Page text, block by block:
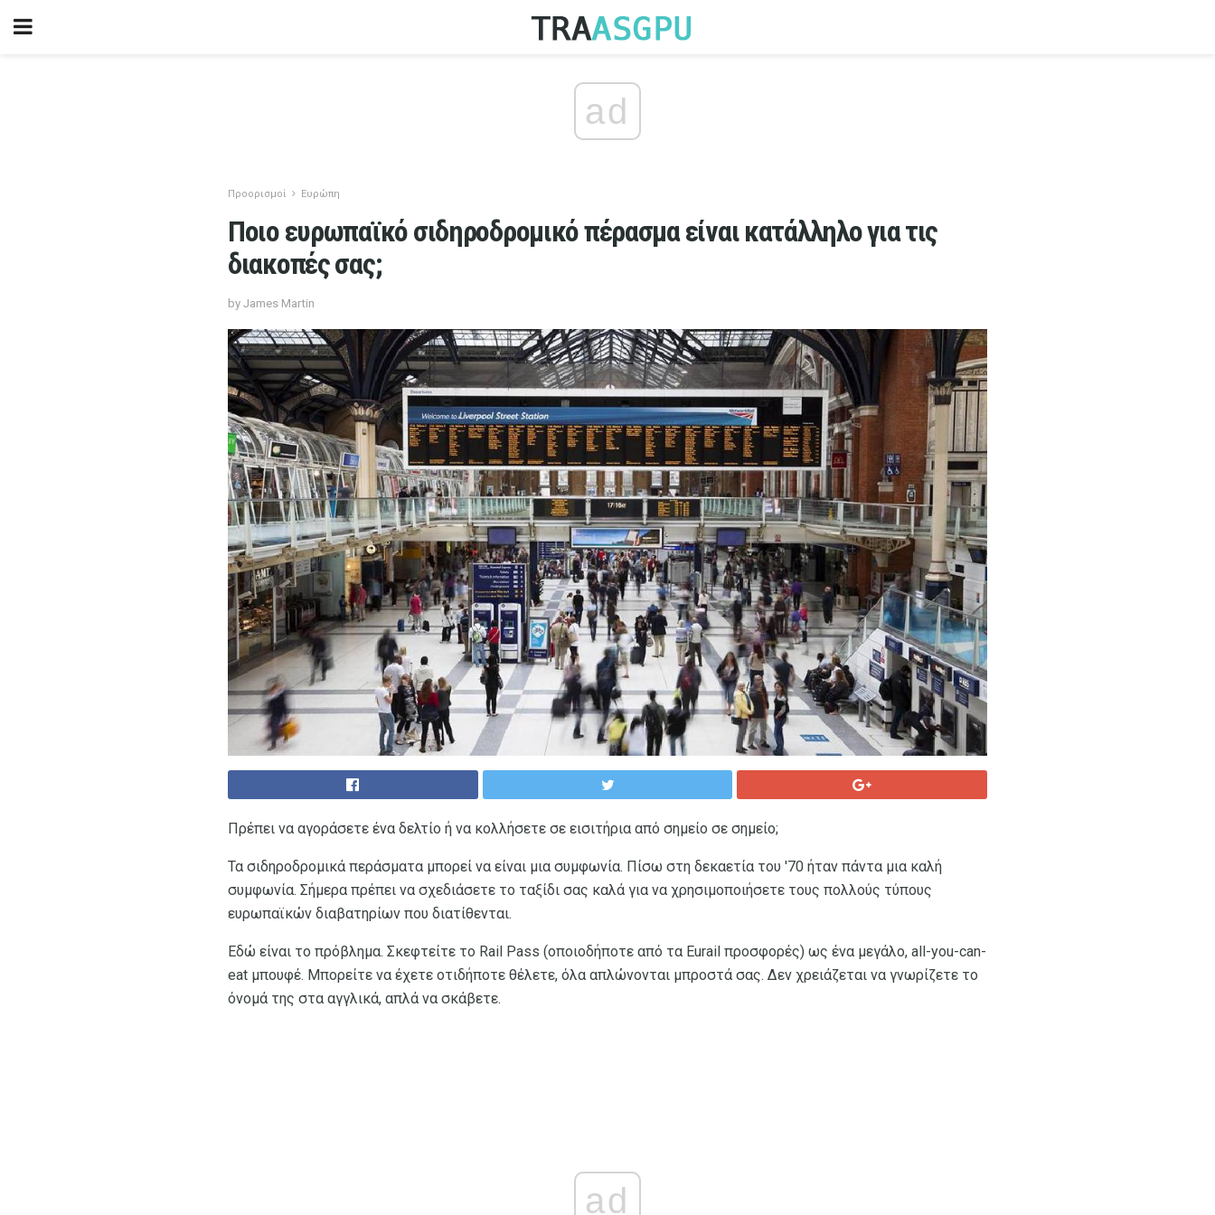
ad
Προορισμοί Ευρώπη
Ποιο ευρωπαϊκό σιδηροδρομικό πέρασμα είναι κατάλληλο για τις
διακοπές σας;
by James Martin
Πρέπει να αγοράσετε ένα δελτίο ή να κολλήσετε σε εισιτήρια από σημείο σε σημείο;
Τα σιδηροδρομικά περάσματα μπορεί να είναι μια συμφωνία. Πίσω στη δεκαετία του '70 ήταν πάντα μια καλή
συμφωνία. Σήμερα πρέπει να σχεδιάσετε το ταξίδι σας καλά για να χρησιμοποιήσετε τους πολλούς τύπους
ευρωπαϊκών διαβατηρίων που διατίθενται.
Εδώ είναι το πρόβλημα. Σκεφτείτε το Rail Pass (οποιοδήποτε από τα Eurail προσφορές) ως ένα μεγάλο, all-you-can-
eat μπουφέ. Μπορείτε να έχετε οτιδήποτε θέλετε, όλα απλώνονται μπροστά σας. Δεν χρειάζεται να γνωρίζετε το
όνομά της στα αγγλικά, απλά να σκάβετε.
ad